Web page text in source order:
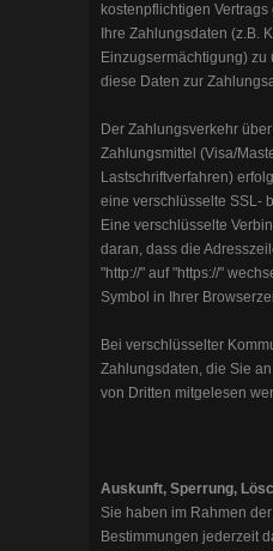
kostenpflichtigen
Ihre Zahlungsdaten (z.B.
Einzugsermächtigung) zu
diese Daten zur
Der Zahlungsverkehr
Zahlungsmittel (Visa/
Lastschriftverfahren)
eine verschlüsselte SSL-
Eine verschlüsselte
daran, dass die
"http://" auf "https://"
Symbol in Ihrer
Bei verschlüsselter
Zahlungsdaten, die Sie
von Dritten mitgelesen
Auskunft, Sperrung,
Sie haben im Rahmen
Bestimmungen jederzeit